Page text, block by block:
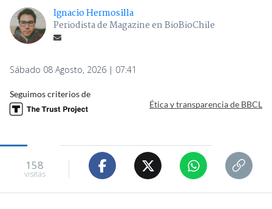
Ignacio Hermosilla
Periodista de Magazine en BioBioChile
Sábado 08 Agosto, 2026 | 07:41
Seguimos criterios de
Ética y transparencia de BBCL
158
visitas